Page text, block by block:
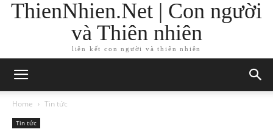
ThienNhien.Net | Con người
và Thiên nhiên
liên kết con người và thiên nhiên
Home Tin tức
Tin tức